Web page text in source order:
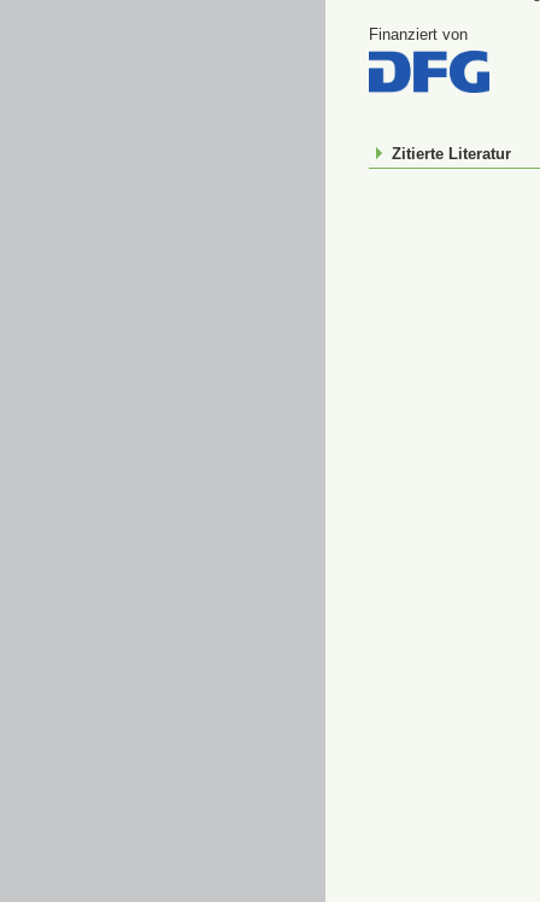
Finanziert von
Zitierte Literatur